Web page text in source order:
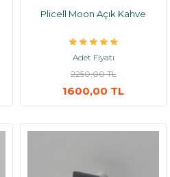
Plicell Moon Açık Kahve
Adet Fiyatı
2250,00 TL
1600,00 TL